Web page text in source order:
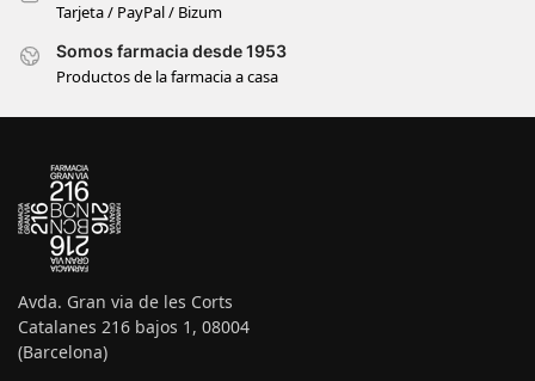
Tarjeta / PayPal / Bizum
Somos farmacia desde 1953
Productos de la farmacia a casa
Avda. Gran via de les Corts
Catalanes 216 bajos 1, 08004
(Barcelona)